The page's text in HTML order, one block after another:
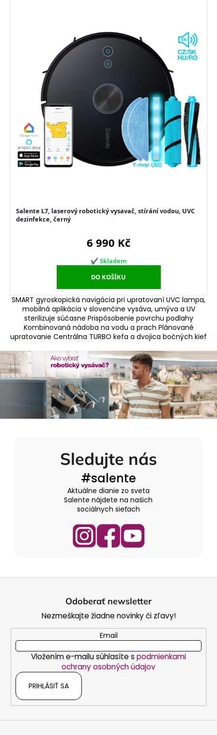
SMART gyroskopická navigácia pri upratovaní UVC lampa,
mobilná aplikácia v slovenčine vysáva, umýva a UV
sterilizuje súčasne Prispôsobenie povrchu podlahy
Kombinovaná nádoba na vodu a prach Plánované
upratovanie Centrálna TURBO kefa a dvojica bočných kief
Sledujte nás
#salente
Aktuálne dianie zo sveta
Salente nájdete na našich
sociálnych sieťach
Odoberať newsletter
Nezmeškajte žiadne novinky či zľavy!
Email
Vložením e-mailu súhlasíte s podmienkami
ochrany osobných údajov
PRIHLÁSIŤ SA